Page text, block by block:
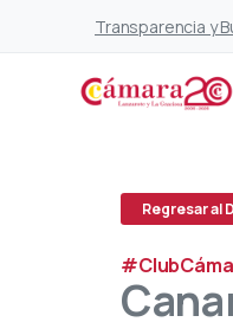
Transparencia y
Regresar al